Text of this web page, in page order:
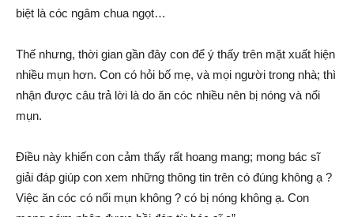
biệt là cóc ngâm chua ngọt…
Thế nhưng, thời gian gần đây con để ý thấy trên mặt xuất hiện
nhiều mụn hơn. Con có hỏi bố mẹ, và mọi người trong nhà; thì
nhận được câu trả lời là do ăn cóc nhiều nên bị nóng và nổi
mụn.
Điều này khiến con cảm thấy rất hoang mang; mong bác sĩ
giải đáp giúp con xem những thông tin trên có đúng không ạ ?
Việc ăn cóc có nổi mụn không ? có bị nóng không ạ. Con